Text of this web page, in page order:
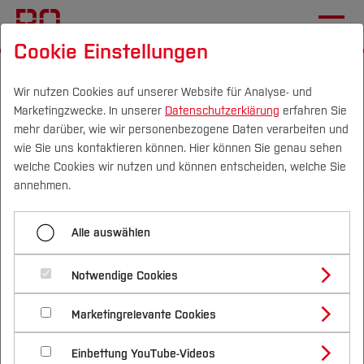
Campus Personen DE|EN Quicklinks
Studium
Studienangebote
Bachelorstudiengänge
Masterstudiengänge
Vor dem Studium
Bewerben & Einschreiben
Bewerbungsportal
Im Studium
Studienbüros und Prüfungen
Nach dem Studium
Forschung & Transfer
Profil
Forschungs- und Transferprofil
Schwerpunkte (FuT)
Beratung & Förderung
Nachhaltigkeit
Nachhaltigkeit studieren
International
Co-Founding
Adem Dursun
Menü aufklappen
Abhinav Nagarajan
Timo Falkenhein
Adem Dursun
Adem Dursun - Die
Community-App für lokale
Schnäppchen
Cookie Einstellungen
Wir nutzen Cookies auf unserer Website für Analyse- und
Marketingzwecke. In unserer Datenschutzerklärung erfahren Sie
mehr darüber, wie wir personenbezogene Daten verarbeiten und
wie Sie uns kontaktieren können. Hier können Sie genau sehen
welche Cookies wir nutzen und können entscheiden, welche Sie
annehmen.
Alle auswählen
Notwendige Cookies
Marketingrelevante Cookies
Einbettung YouTube-Videos